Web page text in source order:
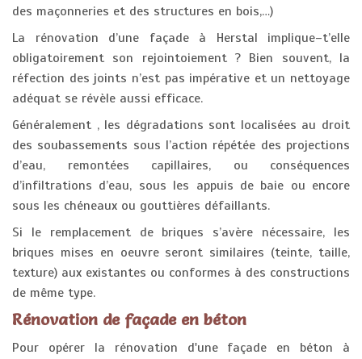
des maçonneries et des structures en bois,…)
La rénovation d’une façade à Herstal implique–t’elle
obligatoirement son rejointoiement ? Bien souvent, la
réfection des joints n’est pas impérative et un nettoyage
adéquat se révèle aussi efficace.
Généralement , les dégradations sont localisées au droit
des soubassements sous l’action répétée des projections
d’eau, remontées capillaires, ou conséquences
d’infiltrations d’eau, sous les appuis de baie ou encore
sous les chéneaux ou gouttières défaillants.
Si le remplacement de briques s’avère nécessaire, les
briques mises en oeuvre seront similaires (teinte, taille,
texture) aux existantes ou conformes à des constructions
de même type.
Rénovation de façade en béton
Pour opérer la rénovation d'une façade en béton à